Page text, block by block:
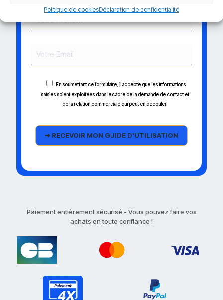
Politique de cookiesDéclaration de confidentialité
En soumettant ce formulaire, j'accepte que les informations
saisies soient exploitées dans le cadre de la demande de contact et
de la relation commerciale qui peut en découler.
Paiement entièrement sécurisé - Vous pouvez faire vos
achats en toute confiance !